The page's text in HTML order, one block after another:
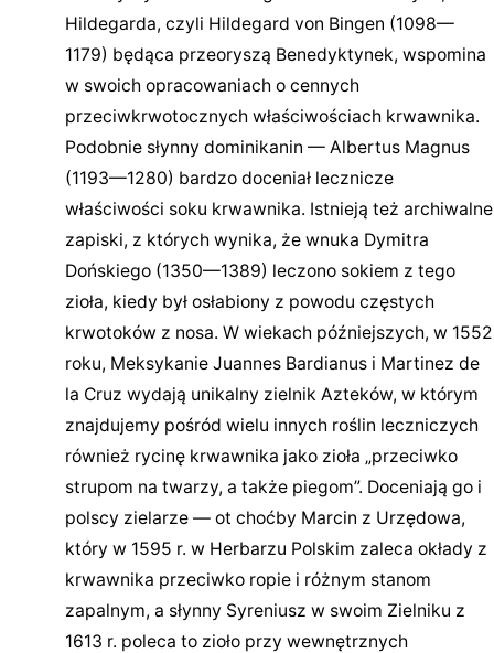
Hildegarda, czyli Hildegard von Bingen (1098—
1179) będąca przeoryszą Benedyktynek, wspomina
w swoich opracowaniach o cennych
przeciwkrwotocznych właściwościach krwawnika.
Podobnie słynny dominikanin — Albertus Magnus
(1193—1280) bardzo doceniał lecznicze
właściwości soku krwawnika. Istnieją też archiwalne
zapiski, z których wynika, że wnuka Dymitra
Dońskiego (1350—1389) leczono sokiem z tego
zioła, kiedy był osłabiony z powodu częstych
krwotoków z nosa. W wiekach późniejszych, w 1552
roku, Meksykanie Juannes Bardianus i Martinez de
la Cruz wydają unikalny zielnik Azteków, w którym
znajdujemy pośród wielu innych roślin leczniczych
również rycinę krwawnika jako zioła „przeciwko
strupom na twarzy, a także piegom”. Doceniają go i
polscy zielarze — ot choćby Marcin z Urzędowa,
który w 1595 r. w Herbarzu Polskim zaleca okłady z
krwawnika przeciwko ropie i różnym stanom
zapalnym, a słynny Syreniusz w swoim Zielniku z
1613 r. poleca to zioło przy wewnętrznych